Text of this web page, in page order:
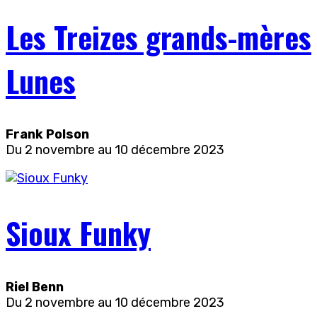
Les Treizes grands-mères
Lunes
Frank Polson
Du 2 novembre au 10 décembre 2023
Sioux Funky
Riel Benn
Du 2 novembre au 10 décembre 2023